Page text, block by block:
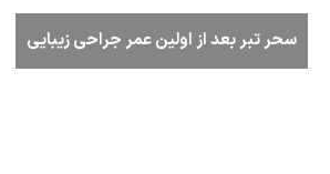
سحر تبر بعد از اولین عمر جراحی زیبایی